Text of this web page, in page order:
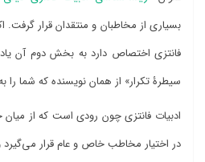
بسیاری از مخاطبان و منتقدان قرار گرفت.
فانتزی اختصاص دارد به بخش دوم آن
سیطرۀ تکرار» از همان نویسنده که شما
ادبیات فانتزی چون رودی است که از میان
در اختیار مخاطب خاص و عام قرار می